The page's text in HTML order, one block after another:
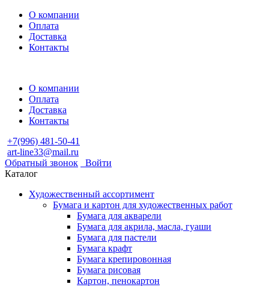
О компании
Оплата
Доставка
Контакты
О компании
Оплата
Доставка
Контакты
+7(996) 481-50-41
art-line33@mail.ru
Обратный звонок
Войти
Каталог
Художественный ассортимент
Бумага и картон для художественных работ
Бумага для акварели
Бумага для акрила, масла, гуаши
Бумага для пастели
Бумага крафт
Бумага крепировонная
Бумага рисовая
Картон, пенокартон